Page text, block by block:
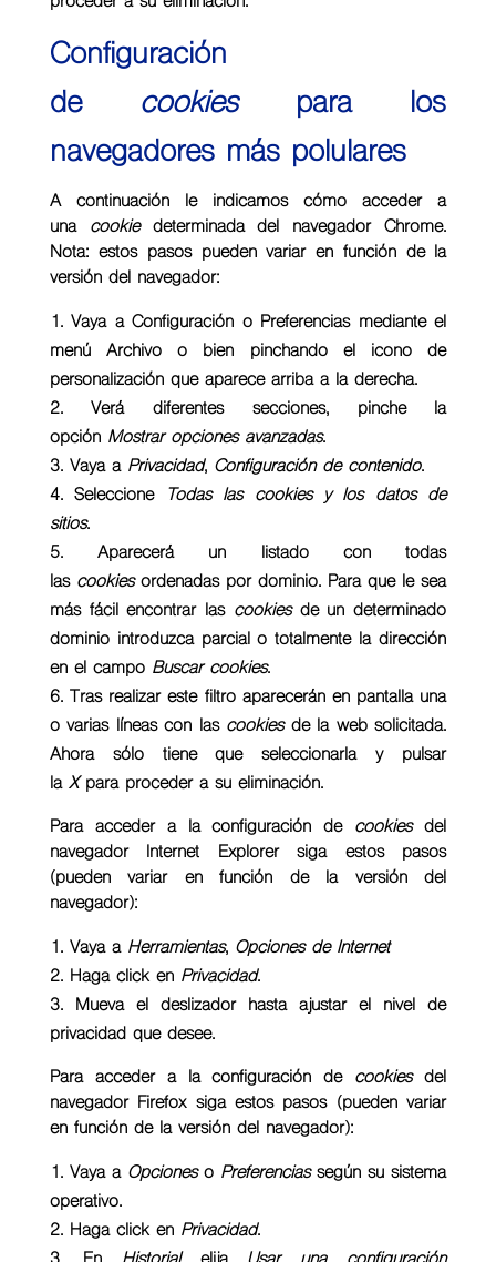
Configuración
de
cookies
para los
navegadores más polulares
A continuación le indicamos cómo acceder a
una
cookie determinada del navegador Chrome.
Nota: estos pasos pueden variar en función de la
versión del navegador:
Vaya a Configuración o Preferencias mediante el
menú Archivo o bien pinchando el icono de
personalización que aparece arriba a la derecha.
Verá diferentes secciones, pinche la
opción Mostrar opciones avanzadas.
Vaya a Privacidad, Configuración de contenido.
Seleccione
Todas las cookies y los datos de
sitios.
Aparecerá un listado con todas
las cookies ordenadas por dominio. Para que le sea
más fácil encontrar las cookies de un determinado
dominio introduzca parcial o totalmente la dirección
en el campo Buscar cookies.
Tras realizar este filtro aparecerán en pantalla una
o varias líneas con las cookies de la web solicitada.
Ahora sólo tiene que seleccionarla y pulsar
la X para proceder a su eliminación.
Para acceder a la configuración de cookies del
navegador
Internet Explorer
siga estos pasos
(pueden variar en función de la versión del
navegador):
Vaya a Herramientas, Opciones de Internet
Haga click en Privacidad.
Mueva el deslizador hasta ajustar el nivel de
privacidad que desee.
Para acceder a la configuración de cookies del
navegador Firefox siga estos pasos (pueden variar
en función de la versión del navegador):
Vaya a Opciones o Preferencias según su sistema
operativo.
Haga click en Privacidad.